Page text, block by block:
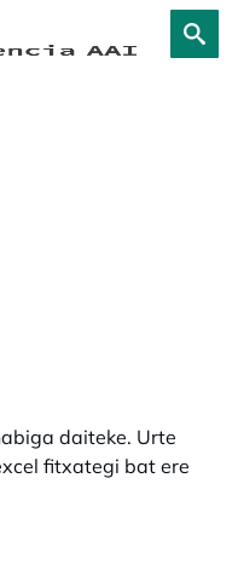
daiteke. Urte
fitxategi bat ere